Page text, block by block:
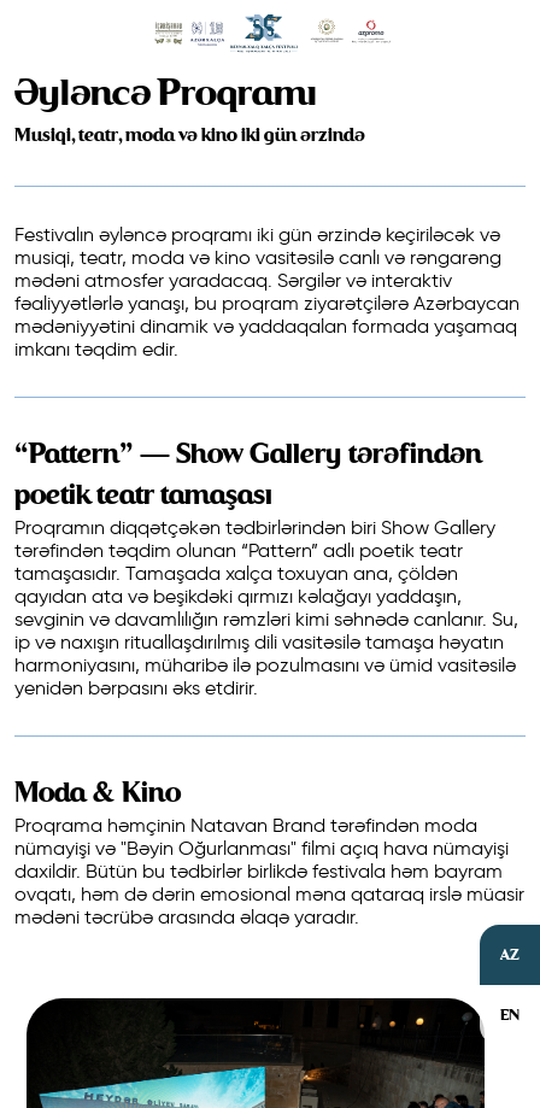
AZ
EN
Əyləncə Proqramı
Musiqi, teatr, moda və kino iki gün ərzində
Festivalın əyləncə proqramı iki gün ərzində keçiriləcək və
musiqi, teatr, moda və kino vasitəsilə canlı və rəngarəng
mədəni atmosfer yaradacaq. Sərgilər və interaktiv
fəaliyyətlərlə yanaşı, bu proqram ziyarətçilərə Azərbaycan
mədəniyyətini dinamik və yaddaqalan formada yaşamaq
imkanı təqdim edir.
“Pattern” — Show Gallery tərəfindən
poetik teatr tamaşası
Proqramın diqqətçəkən tədbirlərindən biri Show Gallery
tərəfindən təqdim olunan “Pattern” adlı poetik teatr
tamaşasıdır. Tamaşada xalça toxuyan ana, çöldən
qayıdan ata və beşikdəki qırmızı kəlağayı yaddaşın,
sevginin və davamlılığın rəmzləri kimi səhnədə canlanır. Su,
ip və naxışın rituallaşdırılmış dili vasitəsilə tamaşa həyatın
harmoniyasını, müharibə ilə pozulmasını və ümid vasitəsilə
yenidən bərpasını əks etdirir.
Moda & Kino
Proqrama həmçinin Natavan Brand tərəfindən moda
nümayişi və "Bəyin Oğurlanması" filmi açıq hava nümayişi
daxildir. Bütün bu tədbirlər birlikdə festivala həm bayram
ovqatı, həm də dərin emosional məna qataraq irslə müasir
mədəni təcrübə arasında əlaqə yaradır.